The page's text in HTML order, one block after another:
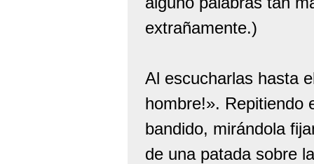
extrañamente.)
Al escucharlas hasta
hombre!». Repitiendo
bandido, mirándola
de una patada sobre